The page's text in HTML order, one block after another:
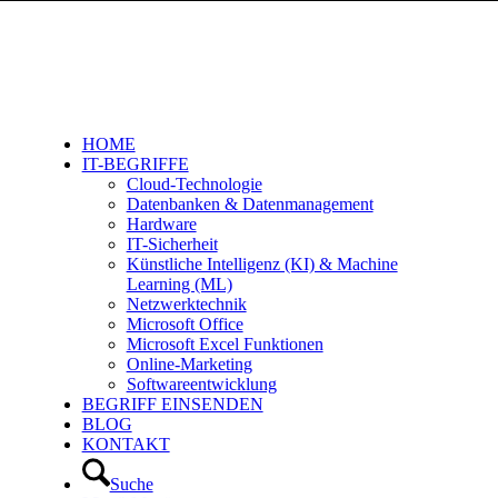
HOME
IT-BEGRIFFE
Cloud-Technologie
Datenbanken & Datenmanagement
Hardware
IT-Sicherheit
Künstliche Intelligenz (KI) & Machine
Learning (ML)
Netzwerktechnik
Microsoft Office
Microsoft Excel Funktionen
Online-Marketing
Softwareentwicklung
BEGRIFF EINSENDEN
BLOG
KONTAKT
Suche